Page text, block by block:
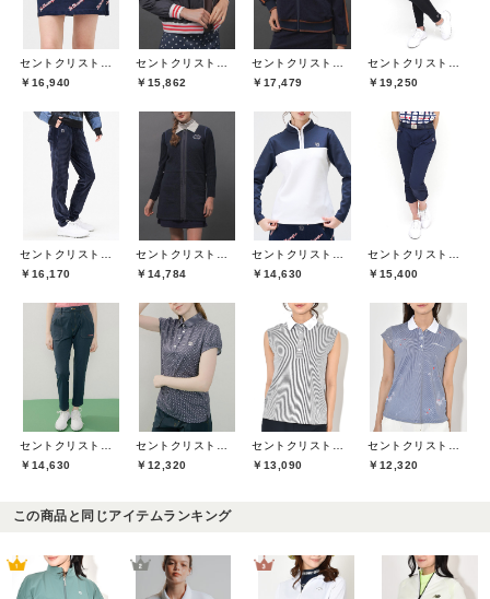
￥16,940
￥15,862
￥17,479
￥19,250
￥16,170
￥14,784
￥14,630
￥15,400
￥14,630
￥12,320
￥13,090
￥12,320
この商品と同じアイテムランキング